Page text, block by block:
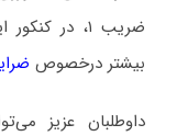
ضریب ۱، در
بیشتر درخصوص
داوطلبان عزیز